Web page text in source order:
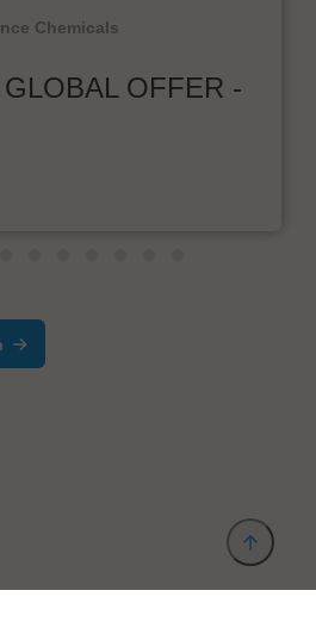
Chemicals
OFFER -